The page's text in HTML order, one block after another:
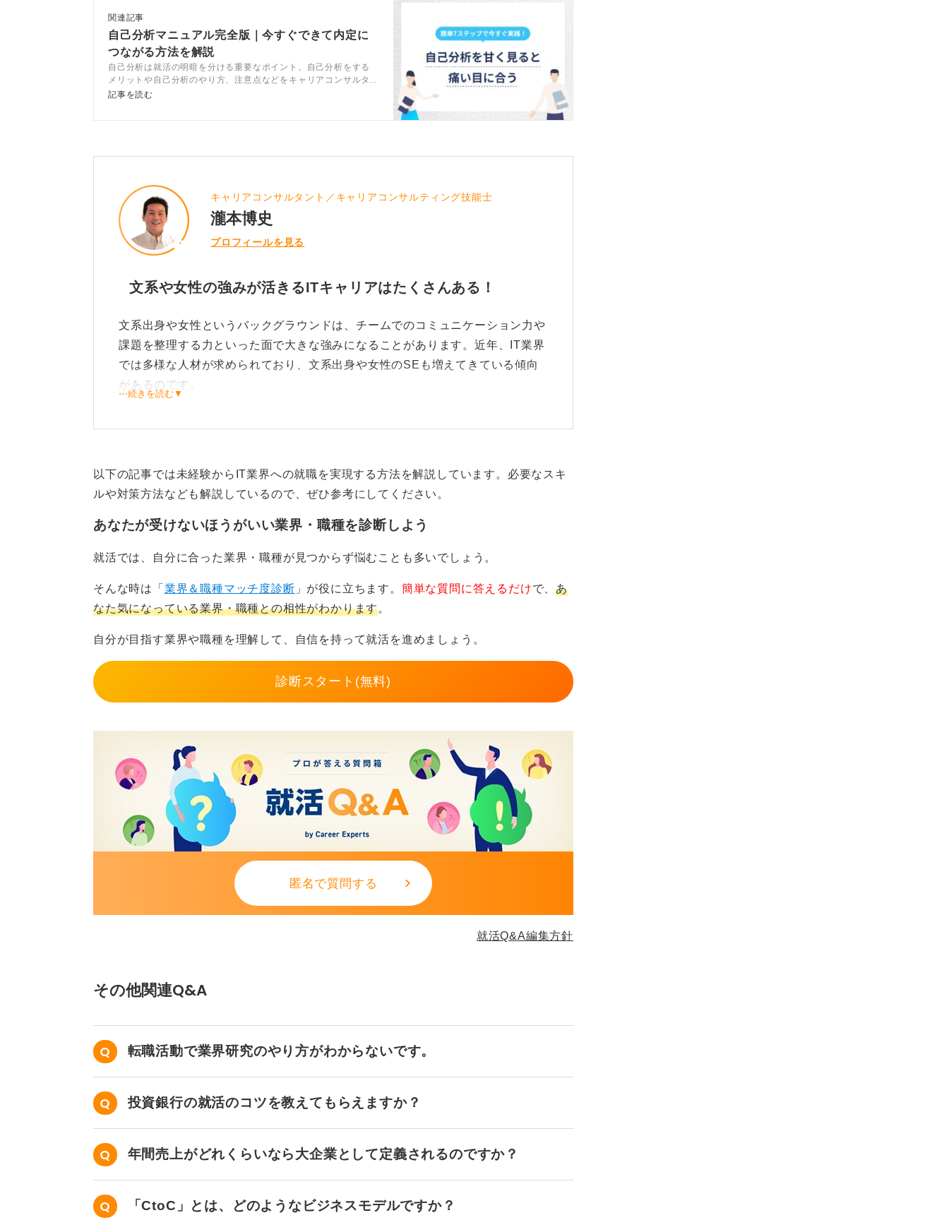
関連記事
自己分析マニュアル完全版｜今すぐできて内定に
つながる方法を解説
自己分析は就活の明暗を分ける重要なポイント。自己分析をする
メリットや自己分析のやり方、注意点などをキャリアコンサルタ
ントが解説します。自分に合った自己分析方法を見つけて選考や
記事を読む
キャリアコンサルタント／キャリアコンサルティング技能士
瀧本博史
プロフィールを見る
文系や女性の強みが活きるITキャリアはたくさんある！
文系出身や女性というバックグラウンドは、チームでのコミュニケーション力や
課題を整理する力といった面で大きな強みになることがあります。近年、IT業界
では多様な人材が求められており、文系出身や女性のSEも増えてきている傾向
があるのです。
まずは、自分の手でコードを書いてみる体験から始めてみましょう。オンライン
基礎文法を学ぶことで、小さなアプリや自動化スクリプトを作ることができま
未経験でも学び続ける姿勢と発信力でSEに挑戦できる
や Zenn に技術記事として投稿したり、
そうすることで、エントリーシート（ES）や面接で「自分で調べて実装し、動
かせた」という経験をアピールでき、やる気や学習能力を評価してもらえる場合
もあります。
企業選びの際は、SIerやWeb系ベンチャー、社内SE、DX推進部署など、未経験
者向けの研修制度が整っている会社を選ぶと安心です。
また、女性エンジニアのコミュニティやTech勉強会（IT勉強会）に参加すること
で、先輩からのリアルなアドバイスや横のつながりが得られ、モチベーションの
維持にもつながります。
IT業界では、理系出身かどうかよりも、学び続ける姿勢やチームで成果を出す力
0
⋯続きを読む▼
以下の記事では未経験からIT業界への就職を実現する方法を解説しています。必要なスキ
ルや対策方法なども解説しているので、ぜひ参考にしてください。
あなたが受けないほうがいい業界・職種を診断しよう
就活では、自分に合った業界・職種が見つからず悩むことも多いでしょう。
そんな時は「 業界＆職種マッチ度診断 」が役に立ちます。 簡単な質問に答えるだけで、あ
なた気になっている業界・職種との相性がわかります。
自分が目指す業界や職種を理解して、自信を持って就活を進めましょう。
診断スタート(無料)
匿名で質問する
就活Q&A編集方針
その他関連Q&A
転職活動で業界研究のやり方がわからないです。
投資銀行の就活のコツを教えてもらえますか？
年間売上がどれくらいなら大企業として定義されるのですか？
「CtoC」とは、どのようなビジネスモデルですか？